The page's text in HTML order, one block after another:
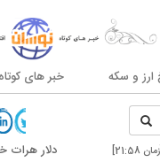
ارز و سکه خبر های کوتاه
دلار هرات خرید : 185,690